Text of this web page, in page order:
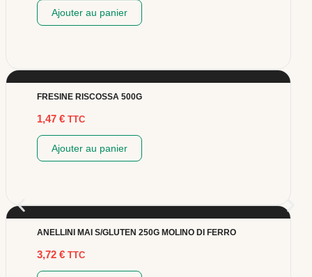
Ajouter au panier
FRESINE RISCOSSA 500G
1,47€ TTC
Ajouter au panier
ANELLINI MAI S/GLUTEN 250G MOLINO DI FERRO
3,72€ TTC